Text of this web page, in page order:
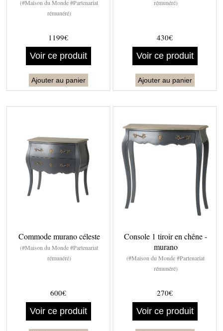
(#Maison du Monde #Partenariat
rémunéré)
1199€
Voir ce produit
Ajouter au panier
rémunéré)
430€
Voir ce produit
Ajouter au panier
Commode murano céleste
(#Maison du Monde #Partenariat
rémunéré)
600€
Voir ce produit
Console 1 tiroir en chêne -
murano
(#Maison du Monde #Partenariat
rémunéré)
270€
Voir ce produit